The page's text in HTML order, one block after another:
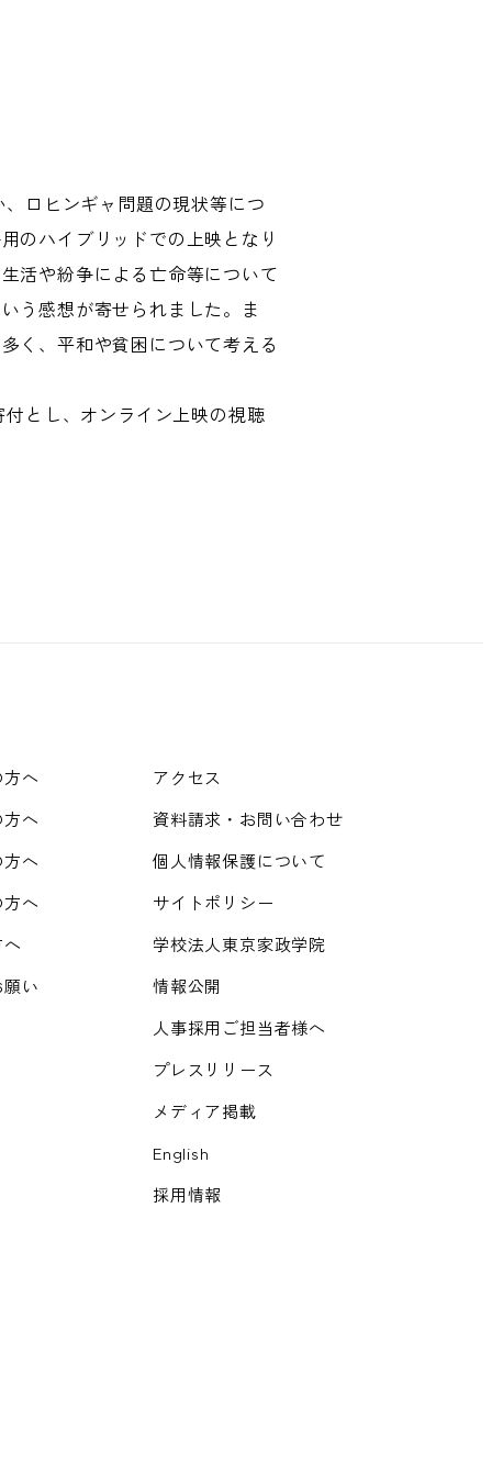
ロヒンギャ問題の現状等につ
のハイブリッドでの上映となり
活や紛争による亡命等について
う感想が寄せられました。ま
く、平和や貧困について考える
とし、オンライン上映の視聴
へ
へ
へ
へ
い
アクセス
資料請求・お問い合わせ
個人情報保護について
サイトポリシー
学校法人東京家政学院
情報公開
人事採用ご担当者様へ
プレスリリース
メディア掲載
English
採用情報